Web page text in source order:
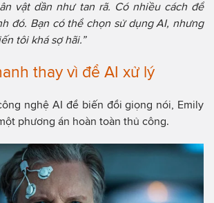
vật dần như tan rã. Có nhiều cách để
đó. Bạn có thể chọn sử dụng AI, nhưng
tôi khá sợ hãi.”
thay vì để AI xử lý
nghệ AI để biến đổi giọng nói, Emily
phương án hoàn toàn thủ công.